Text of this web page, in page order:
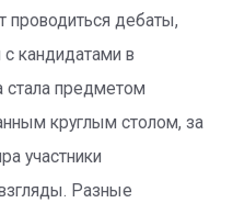
проводиться дебаты,
кандидатами в
стала предметом
круглым столом, за
участники
Разные